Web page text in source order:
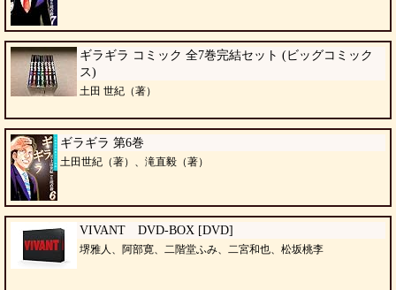
ギラギラ コミック 全7巻完結セット (ビッグコミック
ス)
土田 世紀（著）
ギラギラ 第6巻
土田世紀（著）、滝直毅（著）
VIVANT DVD-BOX [DVD]
堺雅人、阿部寛、二階堂ふみ、二宮和也、松坂桃李